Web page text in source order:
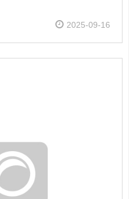
2025-09-16